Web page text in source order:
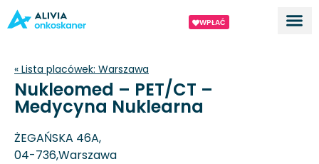
WPŁAĆ
« Lista placówek: Warszawa
Nukleomed – PET/CT –
Medycyna Nuklearna
ŻEGAŃSKA 46A,
04-736,Warszawa